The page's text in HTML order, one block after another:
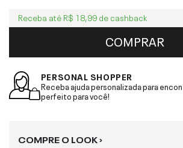
Receba até R$ 18,99 de cashback
COMPRAR
PERSONAL SHOPPER
Receba ajuda personalizada para
perfeito para você!
COMPRE O LOOK ›